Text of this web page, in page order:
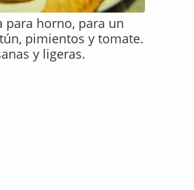
para horno, para un
pimientos y tomate.
y ligeras.